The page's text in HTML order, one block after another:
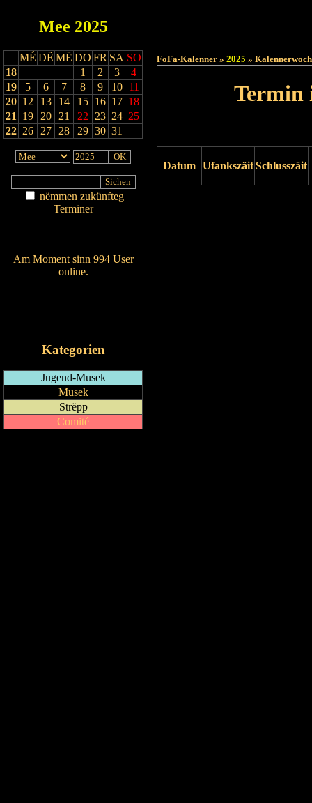
Mee 2025
MÉ DË MË DO FR SA SO
18
1 2 3
4
19
5 6 7 8 9 10
11
20 12 13 14 15 16 17 18
21
19 20 21 22 23 24 25
22 26 27 28 29 30 31
nëmmen zukünfteg
Terminer
Am Moment sinn 994 User
online.
Kategorien
Jugend-Musek
Musek
Strëpp
Comité
FoFa-Kalenner » 2025 »
Termin
Datum UfankszäitSchlusszäit